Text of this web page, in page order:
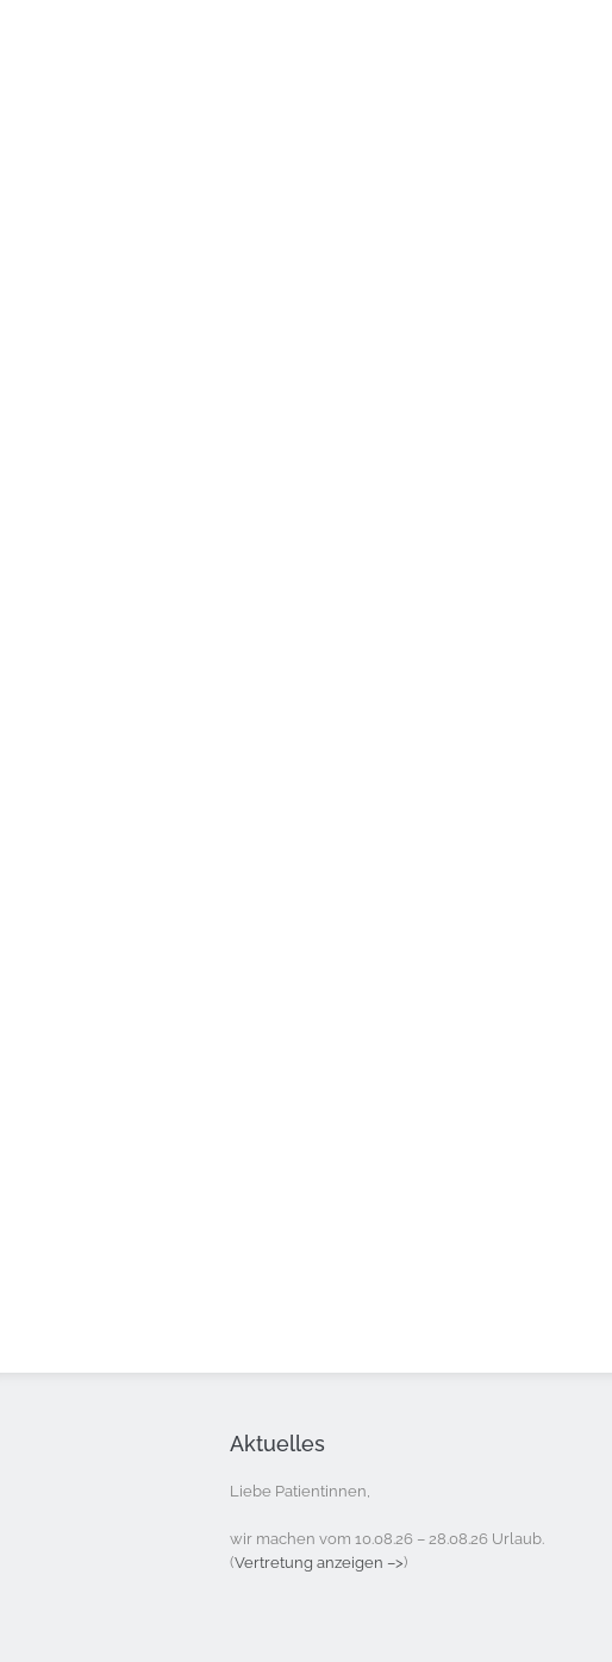
Aktuelles
Liebe Patientinnen,
wir machen vom 10.08.26 – 28.08.26 Urlaub.
(Vertretung anzeigen –>)